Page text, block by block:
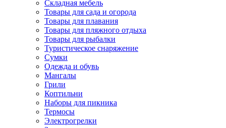
Складная мебель
Товары для сада и огорода
Товары для плавания
Товары для пляжного отдыха
Товары для рыбалки
Туристическое снаряжение
Сумки
Одежда и обувь
Мангалы
Грили
Коптильни
Наборы для пикника
Термосы
Электрогрелки